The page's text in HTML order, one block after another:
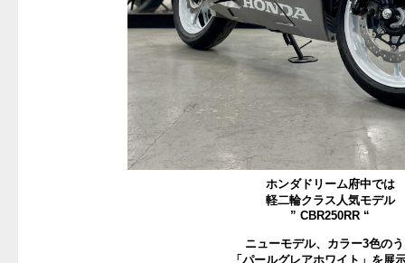
ホンダドリーム府中では
軽二輪クラス人気モデル
” CBR250RR “
ニューモデル、カラー3色の
「パールグレアホワイト」を展